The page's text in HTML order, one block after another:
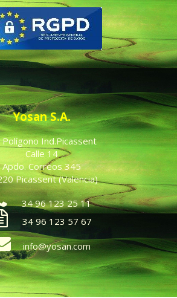
Yosan S.A.
Polígono Ind.Picassent
Calle 14
Apdo. Correos 345
Picassent (Valencia)
34 96 123 25 11
34 96 123 57 67
info@yosan.com